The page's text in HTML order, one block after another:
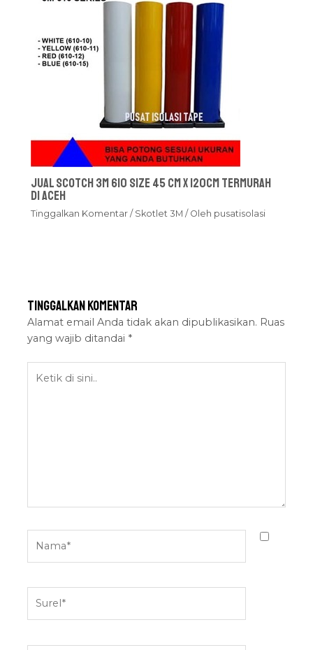
Jual Scotch 3M 610 Size 45 cm x 120cm Termurah
Di Aceh
Tinggalkan Komentar / Skotlet 3M / Oleh pusatisolasi
Tinggalkan Komentar
Alamat email Anda tidak akan dipublikasikan. Ruas
yang wajib ditandai *